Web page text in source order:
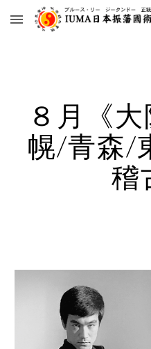
Skip to main content
８月《
幌/青森/
稽